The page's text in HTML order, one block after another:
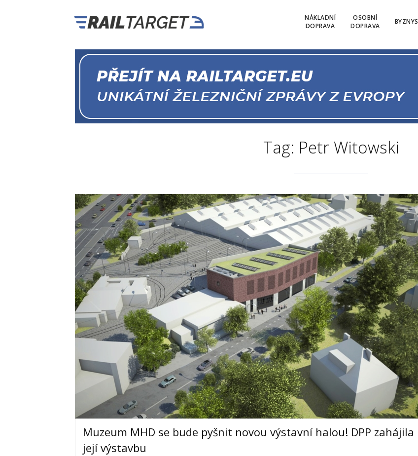
NÁKLADNÍ
DOPRAVA
OSOBNÍ
DOPRAVA
BYZNYS
Tag: Petr Witowski
Muzeum MHD se bude pyšnit novou výstavní halou! DPP zahájila
její výstavbu